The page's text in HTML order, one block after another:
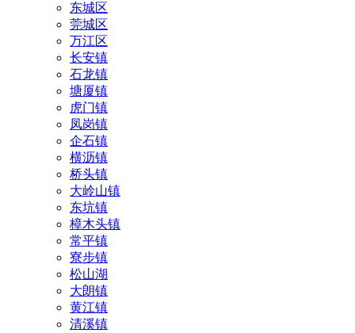
东城区
莞城区
万江区
长安镇
石龙镇
塘厦镇
虎门镇
凤岗镇
企石镇
横沥镇
桥头镇
大岭山镇
东坑镇
樟木头镇
常平镇
寮步镇
松山湖
大朗镇
黄江镇
清溪镇